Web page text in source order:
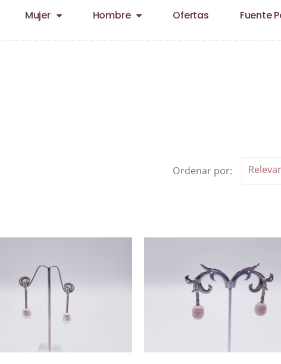
Mujer Hombre Ofertas Fuente
Ordenar por: